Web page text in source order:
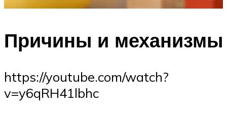
Причины и механизмы
https://youtube.com/watch?
v=y6qRH41lbhc